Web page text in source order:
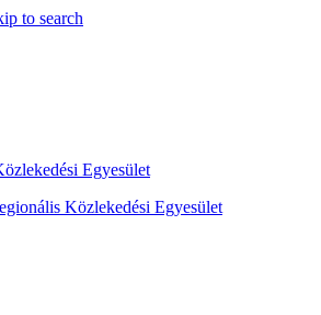
to search
Egyesület
Közlekedési Egyesület